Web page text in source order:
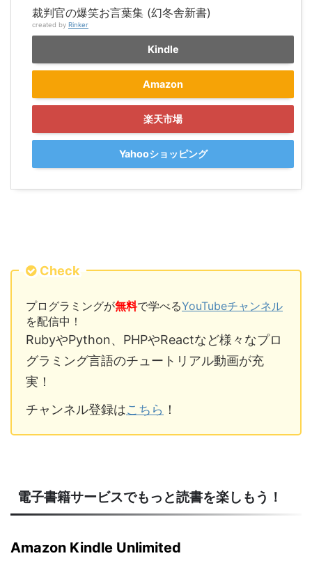
裁判官の爆笑お言葉集 (幻冬舎新書)
created by Rinker
Kindle
Amazon
楽天市場
Yahooショッピング
Check
プログラミングが無料で学べるYouTubeチャンネル
を配信中！
RubyやPython、PHPやReactなど様々なプロ
グラミング言語のチュートリアル動画が充
実！
チャンネル登録はこちら ！
電子書籍サービスでもっと読書を楽しもう！
Amazon Kindle Unlimited